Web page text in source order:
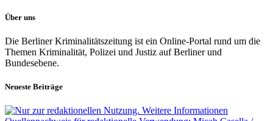
Über uns
Die Berliner Kriminalitätszeitung ist ein Online-Portal rund um die
Themen Kriminalität, Polizei und Justiz auf Berliner und
Bundesebene.
Neueste Beiträge